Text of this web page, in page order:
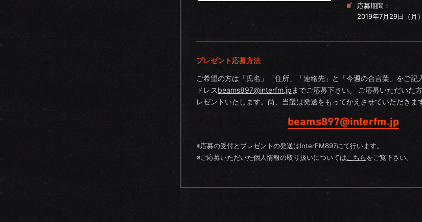
応募期間：
2019年7月29日（月
プレゼント応募方法
ご希望の方は「氏名」「住所」「連絡先」と「今週の合言葉」をご記
ドレスbeams897@interfm.jp までご応募下さい。 ご応募いただいた
レゼントいたします。尚、当選は発送をもってかえさせていただきま
beams897@interfm.jp
※応募の受付とプレゼントの発送はInterFM897にて行います。
※ご応募いただいた個人情報の取り扱いについては こちらをご覧下さい。